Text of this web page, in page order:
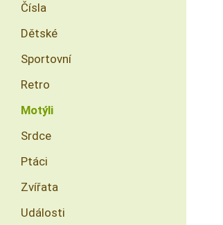
Čísla
Dětské
Sportovní
Retro
Motýli
Srdce
Ptáci
Zvířata
Události